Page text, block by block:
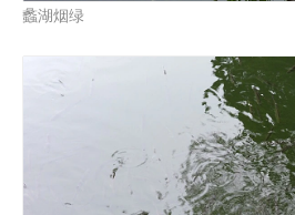
蠡湖烟绿